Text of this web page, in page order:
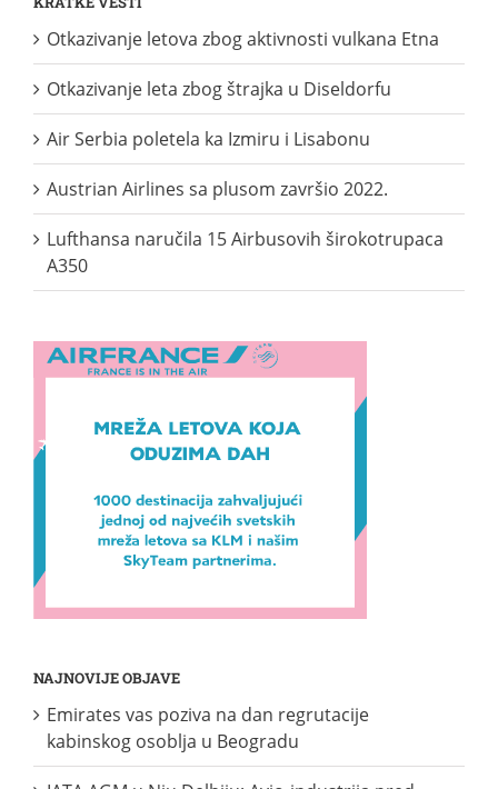
Otkazivanje letova zbog aktivnosti vulkana Etna
Otkazivanje leta zbog štrajka u Diseldorfu
Air Serbia poletela ka Izmiru i Lisabonu
Austrian Airlines sa plusom završio 2022.
Lufthansa naručila 15 Airbusovih širokotrupaca
A350
NAJNOVIJE OBJAVE
Emirates vas poziva na dan regrutacije
kabinskog osoblja u Beogradu